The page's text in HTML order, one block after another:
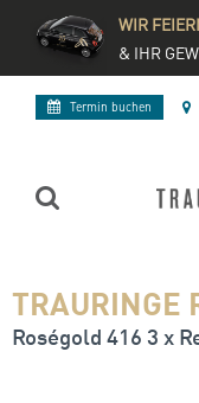
WIR
& IHR
Termin buchen
TRAURINGE
Roségold 416 3 x